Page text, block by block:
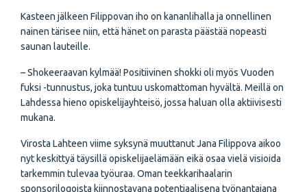
Kasteen jälkeen Filippovan iho on kananlihalla ja onnellinen
nainen tärisee niin, että hänet on parasta päästää nopeasti
saunan lauteille.
– Shokeeraavan kylmää! Positiivinen shokki oli myös Vuoden
fuksi -tunnustus, joka tuntuu uskomattoman hyvältä. Meillä on
Lahdessa hieno opiskelijayhteisö, jossa haluan olla aktiivisesti
mukana.
Virosta Lahteen viime syksynä muuttanut Jana Filippova aikoo
nyt keskittyä täysillä opiskelijaelämään eikä osaa vielä visioida
tarkemmin tulevaa työuraa. Oman teekkarihaalarin
sponsorilogoista kiinnostavana potentiaalisena työnantajana